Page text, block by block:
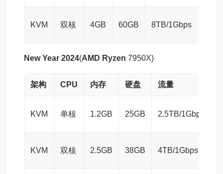
KVM 双核 4GB 60GB 8TB/1Gbps
New Year 2024(AMD Ryzen 7950X)
架构 CPU 内存 硬盘 流量
KVM 单核 1.2GB 25GB 2.5TB/1Gbps
KVM 双核 2.5GB 38GB 4TB/1Gbps